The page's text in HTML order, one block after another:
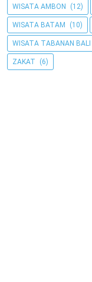
WISATA AMBON (12)
WISATA BATAM (10)
WISATA TABANAN BALI
ZAKAT (6)